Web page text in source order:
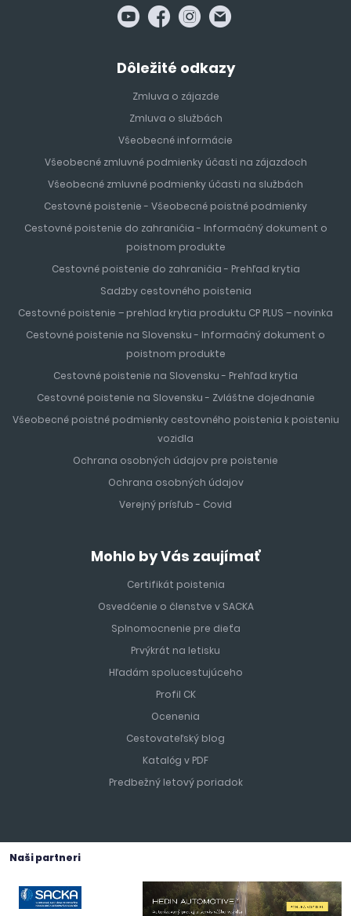
Dôležité odkazy
Zmluva o zájazde
Zmluva o službách
Všeobecné informácie
Všeobecné zmluvné podmienky účasti na zájazdoch
Všeobecné zmluvné podmienky účasti na službách
Cestovné poistenie - Všeobecné poistné podmienky
Cestovné poistenie do zahraničia - Informačný dokument o
poistnom produkte
Cestovné poistenie do zahraničia - Prehľad krytia
Sadzby cestovného poistenia
Cestovné poistenie – prehlad krytia produktu CP PLUS – novinka
Cestovné poistenie na Slovensku - Informačný dokument o
poistnom produkte
Cestovné poistenie na Slovensku - Prehľad krytia
Cestovné poistenie na Slovensku - Zvláštne dojednanie
Všeobecné poistné podmienky cestovného poistenia k poisteniu
vozidla
Ochrana osobných údajov pre poistenie
Ochrana osobných údajov
Verejný prísľub - Covid
Mohlo by Vás zaujímať
Certifikát poistenia
Osvedčenie o členstve v SACKA
Splnomocnenie pre dieťa
Prvýkrát na letisku
Hľadám spolucestujúceho
Profil CK
Ocenenia
Cestovateľský blog
Katalóg v PDF
Predbežný letový poriadok
Naši partneri
Vyhrajte 100 EUR na ďalší zájazd!